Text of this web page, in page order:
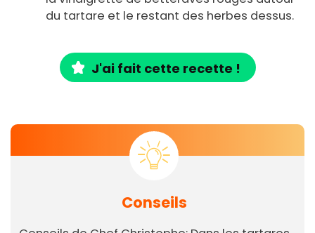
du tartare et le restant des herbes dessus.
J'ai fait cette recette !
Conseils